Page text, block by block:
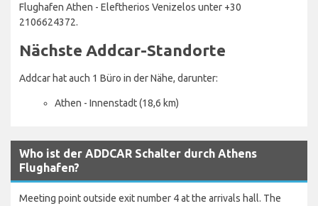
Flughafen Athen - Eleftherios Venizelos unter +30
2106624372.
Nächste Addcar-Standorte
Addcar hat auch 1 Büro in der Nähe, darunter:
Athen - Innenstadt (18,6 km)
Who ist der ADDCAR Schalter durch Athens
Flughafen?
Meeting point outside exit number 4 at the arrivals hall. The